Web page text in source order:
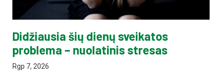
Didžiausia šių dienų sveikatos
problema – nuolatinis stresas
Rgp 7, 2026